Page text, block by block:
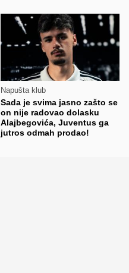
Napušta klub
Sada je svima jasno zašto se
on nije radovao dolasku
Alajbegovića, Juventus ga
jutros odmah prodao!